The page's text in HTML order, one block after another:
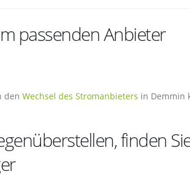
passenden Anbieter
den Wechsel des Stromanbieters in Demmin
finden